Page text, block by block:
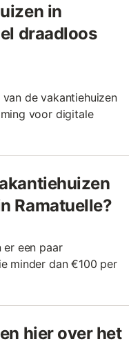
in
draadloos
de vakantiehuizen
voor digitale
Ramatuelle?
er een paar
minder dan €100 per
hier over het